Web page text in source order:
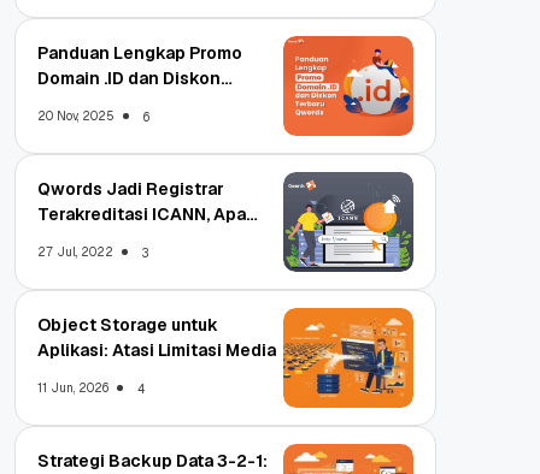
Panduan Lengkap Promo
Domain .ID dan Diskon
20 Nov, 2025 6
Qwords Jadi Registrar
Terakreditasi ICANN, Apa
27 Jul, 2022 3
Object Storage untuk
Aplikasi: Atasi Limitasi Media
11 Jun, 2026 4
Strategi Backup Data 3-2-1: